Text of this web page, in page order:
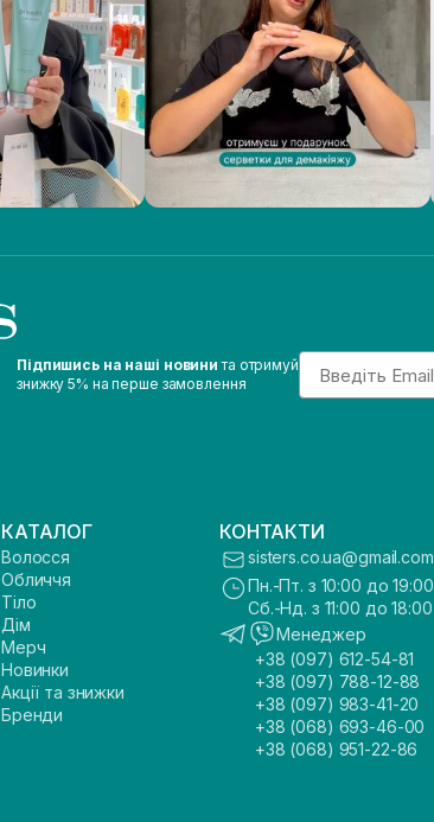
Підпишись на наші новини та отримуй
знижку 5% на перше замовлення
Email
КАТАЛОГ
Волосся
Обличчя
Тіло
Дім
Мерч
Новинки
Акції та знижки
Бренди
КОНТАКТИ
sisters.co.ua@gmail.com
Пн.-Пт. з 10:00 до 19:00
Сб.-Нд. з 11:00 до 18:00
Менеджер
+38 (097) 612-54-81
+38 (097) 788-12-88
+38 (097) 983-41-20
+38 (068) 693-46-00
+38 (068) 951-22-86